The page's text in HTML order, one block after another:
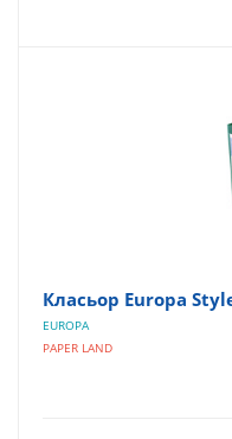
Класьор Europa
EUROPA
PAPER LAND